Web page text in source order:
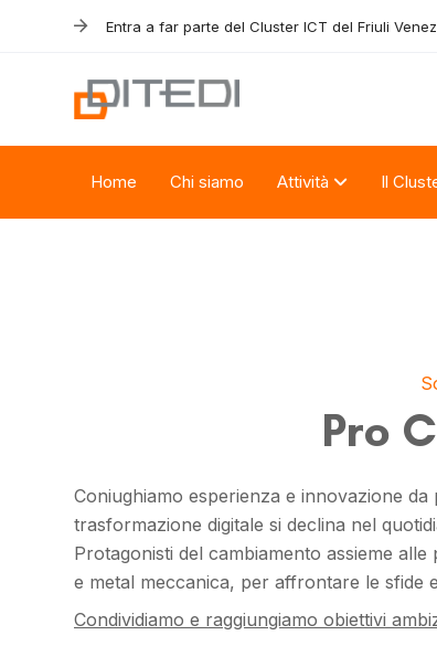
navigation
Entra a far parte del Cluster ICT del Friuli
Home Chi siamo Attività Il
Pro
Coniughiamo esperienza e innovazione
trasformazione digitale si declina nel
Protagonisti del cambiamento assieme
e metal meccanica, per affrontare le sfide
Condividiamo e raggiungiamo obiettivi